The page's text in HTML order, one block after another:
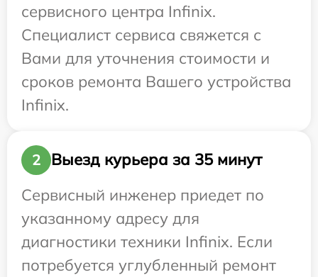
сервисного центра Infinix.
Специалист сервиса свяжется с
Вами для уточнения стоимости и
сроков ремонта Вашего устройства
Infinix.
2
Выезд курьера за 35 минут
Сервисный инженер приедет по
указанному адресу для
диагностики техники Infinix. Если
потребуется углубленный ремонт